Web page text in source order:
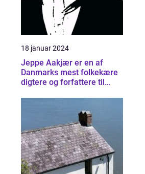
18 januar 2024
Jeppe Aakjær er en af
Danmarks mest folkekære
digtere og forfattere til